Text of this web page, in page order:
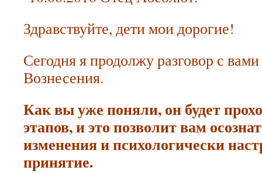
Здравствуйте, дети мои дорогие!
Сегодня я продолжу разговор с
Вознесения.
Как вы уже поняли, он будет
этапов, и это позволит вам
изменения и психологически
принятие.